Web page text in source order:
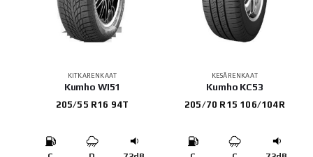
KITKARENKAAT
Kumho WI51
205/55 R16 94T
KESÄRENKAAT
Kumho KC53
205/70 R15 106/104R